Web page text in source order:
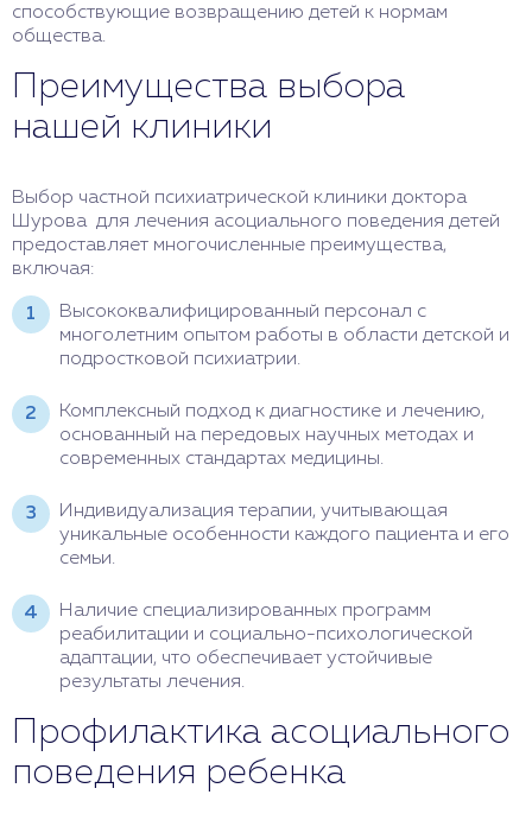
способствующие возвращению детей к нормам
общества.
Преимущества выбора
нашей клиники
Выбор частной психиатрической клиники доктора
Шурова для лечения асоциального поведения детей
предоставляет многочисленные преимущества,
включая:
Высококвалифицированный персонал с
многолетним опытом работы в области детской и
подростковой психиатрии.
Комплексный подход к диагностике и лечению,
основанный на передовых научных методах и
современных стандартах медицины.
Индивидуализация терапии, учитывающая
уникальные особенности каждого пациента и его
семьи.
Наличие специализированных программ
реабилитации и социально-психологической
адаптации, что обеспечивает устойчивые
результаты лечения.
Профилактика асоциального
поведения ребенка